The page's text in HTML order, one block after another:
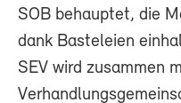
SOB behauptet, die
dank Basteleien
SEV wird zusammen